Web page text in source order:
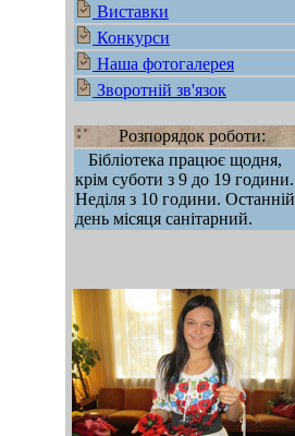
Виставки
Конкурси
Наша фотогалерея
Зворотній зв'язок
Розпорядок роботи:
Бібліотека працює щодня,
крім суботи з 9 до 19 години.
Неділя з 10 години. Останній
день місяця санітарний.